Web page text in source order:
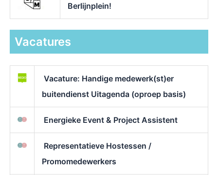
Berlijnplein!
Vacatures
Vacature: Handige medewerk(st)er
buitendienst Uitagenda (oproep basis)
Energieke Event & Project Assistent
Representatieve Hostessen /
Promomedewerkers